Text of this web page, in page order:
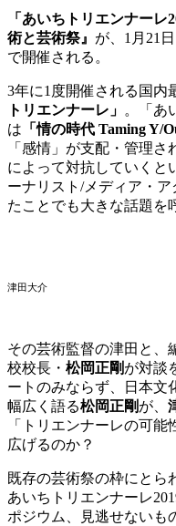
「あいちトリエンナーレ
術と芸術祭』 が、1月21
で開催される。
3年に1度開催される国内
トリエンナーレ」 。「あ
は 「情の時代 Taming Y/
「感情」が支配・管理
によって対抗していくと
ーナリスト/メディア・
たことでも大きな話題を
津田大介
その芸術監督の津田と、
校校長・ 松岡正剛が対談
ートのみならず、日本文
幅広く語る松岡正剛が、
「トリエンナーレの可
広げるのか？
既存の芸術祭の枠にとら
あいちトリエンナーレ
ポジウム、見逃せないも